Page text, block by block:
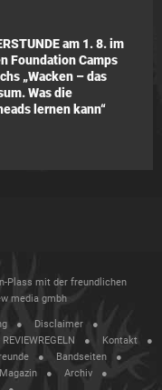
am 1. 8. im
Foundation Camps
„Wacken – das
Was die
lernen kann“
Plass mit der freundlichen
media gmbh
Disclaimer
Kontakt
Bandseiten
Archiv